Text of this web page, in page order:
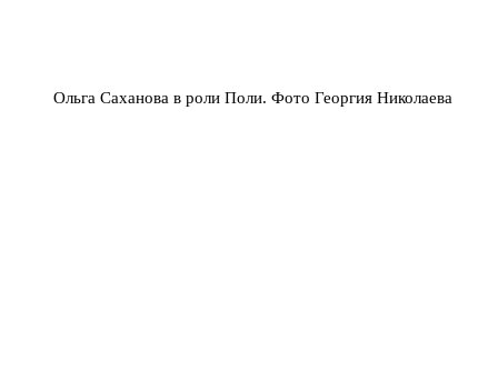
Ольга Саханова в роли Поли. Фото Георгия Николаева